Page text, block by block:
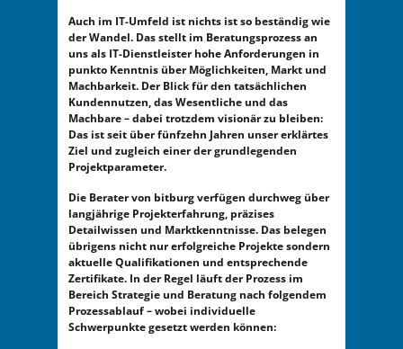
Auch im IT-Umfeld ist nichts ist so beständig wie
der Wandel. Das stellt im Beratungsprozess an
uns als IT-Dienstleister hohe Anforderungen in
punkto Kenntnis über Möglichkeiten, Markt und
Machbarkeit. Der Blick für den tatsächlichen
Kundennutzen, das Wesentliche und das
Machbare – dabei trotzdem visionär zu bleiben:
Das ist seit über fünfzehn Jahren unser erklärtes
Ziel und zugleich einer der grundlegenden
Projektparameter.
Die Berater von bitburg verfügen durchweg über
langjährige Projekterfahrung, präzises
Detailwissen und Marktkenntnisse. Das belegen
übrigens nicht nur erfolgreiche Projekte sondern
aktuelle Qualifikationen und entsprechende
Zertifikate. In der Regel läuft der Prozess im
Bereich Strategie und Beratung nach folgendem
Prozessablauf – wobei individuelle
Schwerpunkte gesetzt werden können: